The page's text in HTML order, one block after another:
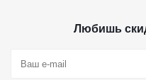
Любишь